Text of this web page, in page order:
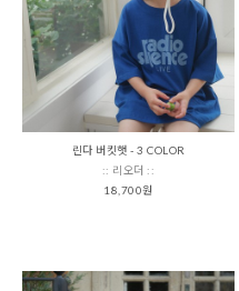
린다 버킷햇 - 3 COLOR
:: 리오더 ::
18,700원